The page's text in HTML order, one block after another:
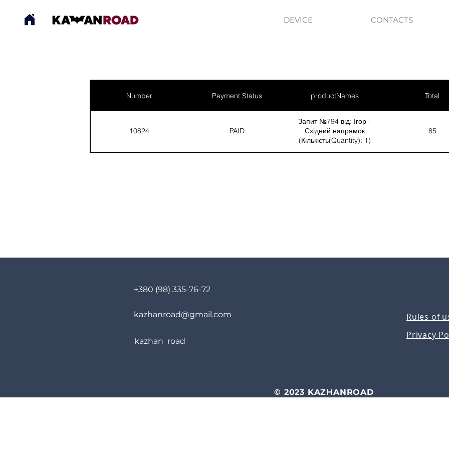
DEVICE CONTACTS
Number Payment Status productNames Total
10824 PAID
Запит №794 від: Ігор -
Східний напрямок
(Кількість(Quantity): 1)
85
+380 (98) 335-76-72
kazhanroad@gmail.com
kazhan_road
Rules of
Privacy
© 2023 KAZHANROAD